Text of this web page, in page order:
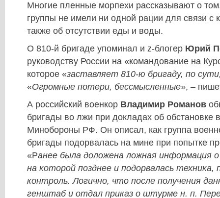
Многие пленные морпехи рассказывают о
группы не имели ни одной рации для связи с
также об отсутствии еды и воды.
О 810-й бригаде упоминал и z-блогер Юрий
руководству России на «командование на
которое «заставляет 810-ю бригаду, по
«Огромные потери, бессмысленные», –
А российский военкор Владимир Романов
бригады во лжи при докладах об обстановке
Минобороны РФ. Он описал, как группа
бригады подорвалась на мине при попытке
«Ранее была доложена ложная информация
на которой позднее и подорвалась
контроль. Логично, что после получения
генштаб и отдал приказ о штурме н. п.